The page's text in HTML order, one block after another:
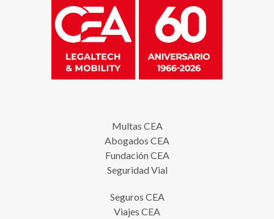
Multas CEA
Abogados CEA
Fundación CEA
Seguridad Vial
Seguros CEA
Viajes CEA